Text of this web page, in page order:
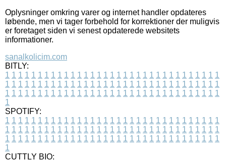
Oplysninger omkring varer og internet handler opdateres
løbende, men vi tager forbehold for korrektioner der muligvis
er foretaget siden vi senest opdaterede websitets
informationer.
sanalkolicim.com
BITLY:
1 1 1 1 1 1 1 1 1 1 1 1 1 1 1 1 1 1 1 1 1 1 1 1 1 1 1 1 1 1 1 1 1
1 1 1 1 1 1 1 1 1 1 1 1 1 1 1 1 1 1 1 1 1 1 1 1 1 1 1 1 1 1 1 1 1
1 1 1 1 1 1 1 1 1 1 1 1 1 1 1 1 1 1 1 1 1 1 1 1 1 1 1 1 1 1 1 1 1
1
SPOTIFY:
1 1 1 1 1 1 1 1 1 1 1 1 1 1 1 1 1 1 1 1 1 1 1 1 1 1 1 1 1 1 1 1 1
1 1 1 1 1 1 1 1 1 1 1 1 1 1 1 1 1 1 1 1 1 1 1 1 1 1 1 1 1 1 1 1 1
1 1 1 1 1 1 1 1 1 1 1 1 1 1 1 1 1 1 1 1 1 1 1 1 1 1 1 1 1 1 1 1 1
1
CUTTLY BIO: